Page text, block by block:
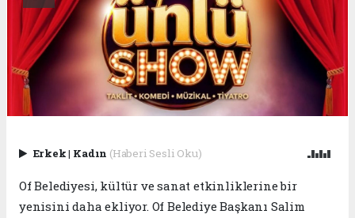
Erkek| Kadın (Haberi Sesli Oku)
Of Belediyesi, kültür ve sanat etkinliklerine bir
yenisini daha ekliyor. Of Belediye Başkanı Salim